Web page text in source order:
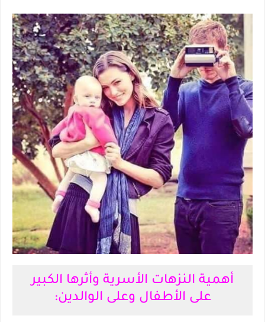
أهمية النزهات الأسرية وأثرها الكبير
على الأطفال وعلى الوالدين: